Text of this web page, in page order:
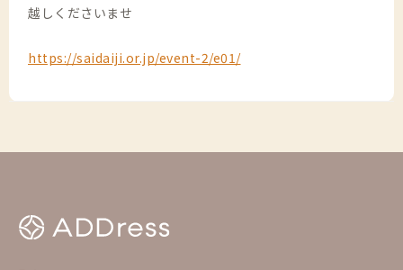
越しくださいませ
https://saidaiji.or.jp/event-2/e01/